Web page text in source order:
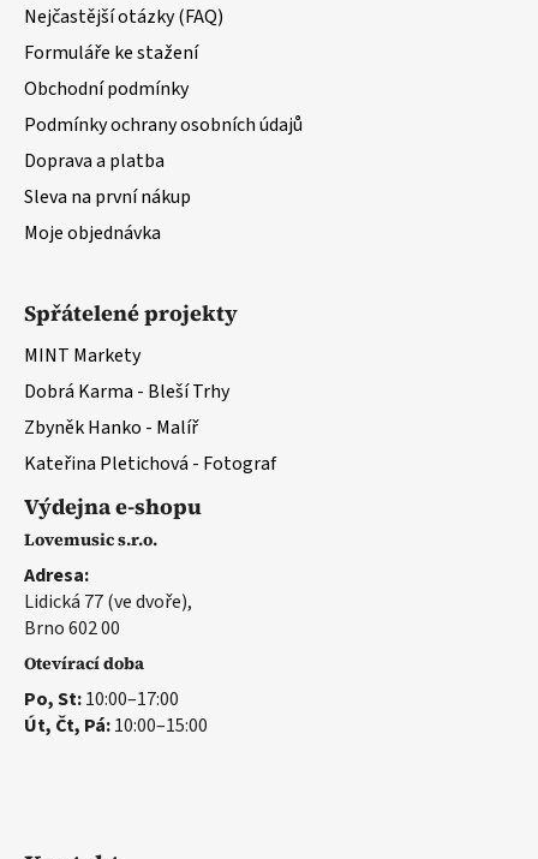
ý
p
Nejčastější otázky (FAQ)
Formuláře ke stažení
Obchodní podmínky
Podmínky ochrany osobních údajů
Doprava a platba
Sleva na první nákup
Moje objednávka
Spřátelené projekty
MINT Markety
Dobrá Karma - Bleší Trhy
Zbyněk Hanko - Malíř
Kateřina Pletichová - Fotograf
Výdejna e-shopu
Lovemusic s.r.o.
Adresa:
Lidická 77 (ve dvoře),
Brno 602 00
Otevírací doba
Po, St:10:00–17:00
Út, Čt, Pá:10:00–15:00